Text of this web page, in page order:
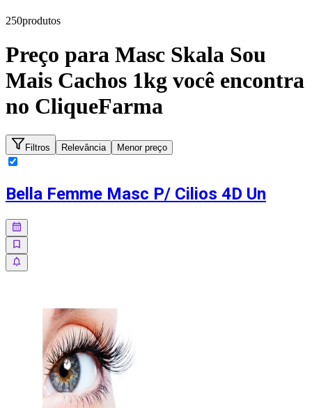
250produtos
Preço para Masc Skala Sou
Mais Cachos 1kg você encontra
no CliqueFarma
Filtros Relevância Menor preço
Bella Femme Masc P/ Cilios 4D Un